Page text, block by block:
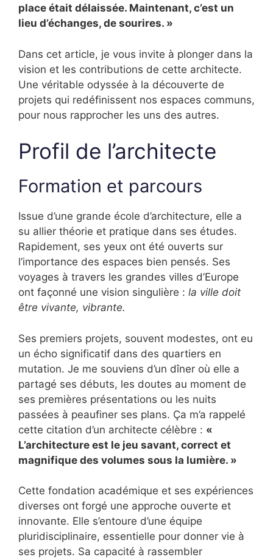
place était délaissée. Maintenant, c’est un
lieu d’échanges, de sourires. »
Dans cet article, je vous invite à plonger dans la
vision et les contributions de cette architecte.
Une véritable odyssée à la découverte de
projets qui redéfinissent nos espaces communs,
pour nous rapprocher les uns des autres.
Profil de l’architecte
Formation et parcours
Issue d’une grande école d’architecture, elle a
su allier théorie et pratique dans ses études.
Rapidement, ses yeux ont été ouverts sur
l’importance des espaces bien pensés. Ses
voyages à travers les grandes villes d’Europe
ont façonné une vision singulière : la ville doit
être vivante, vibrante.
Ses premiers projets, souvent modestes, ont eu
un écho significatif dans des quartiers en
mutation. Je me souviens d’un dîner où elle a
partagé ses débuts, les doutes au moment de
ses premières présentations ou les nuits
passées à peaufiner ses plans. Ça m’a rappelé
cette citation d’un architecte célèbre : «
L’architecture est le jeu savant, correct et
magnifique des volumes sous la lumière. »
Cette fondation académique et ses expériences
diverses ont forgé une approche ouverte et
innovante. Elle s’entoure d’une équipe
pluridisciplinaire, essentielle pour donner vie à
ses projets. Sa capacité à rassembler